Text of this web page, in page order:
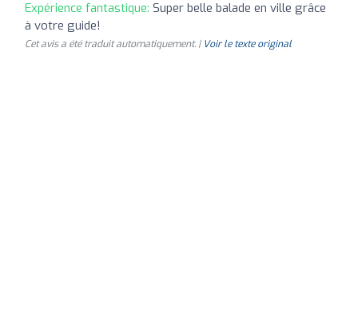
Expérience fantastique: Super belle balade en ville grâce
à votre guide!
Cet avis a été traduit automatiquement. | Voir le texte original